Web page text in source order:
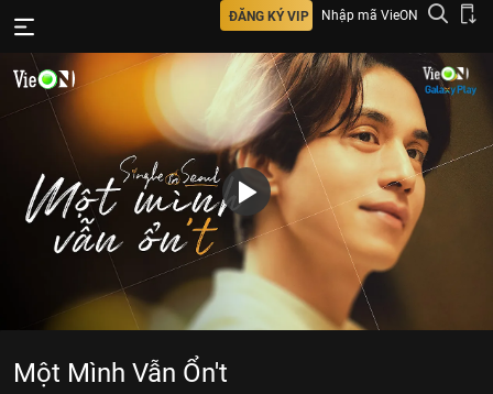
ĐĂNG KÝ VIP Nhập mã VieON
Một Mình Vẫn Ổn't